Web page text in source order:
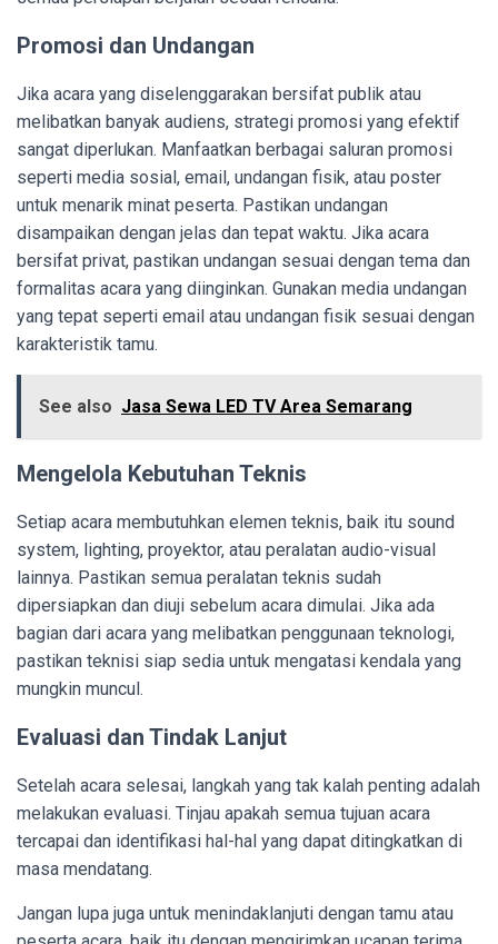
Promosi dan Undangan
Jika acara yang diselenggarakan bersifat publik atau
melibatkan banyak audiens, strategi promosi yang efektif
sangat diperlukan. Manfaatkan berbagai saluran promosi
seperti media sosial, email, undangan fisik, atau poster
untuk menarik minat peserta. Pastikan undangan
disampaikan dengan jelas dan tepat waktu. Jika acara
bersifat privat, pastikan undangan sesuai dengan tema dan
formalitas acara yang diinginkan. Gunakan media undangan
yang tepat seperti email atau undangan fisik sesuai dengan
karakteristik tamu.
See also Jasa Sewa LED TV Area Semarang
Mengelola Kebutuhan Teknis
Setiap acara membutuhkan elemen teknis, baik itu sound
system, lighting, proyektor, atau peralatan audio-visual
lainnya. Pastikan semua peralatan teknis sudah
dipersiapkan dan diuji sebelum acara dimulai. Jika ada
bagian dari acara yang melibatkan penggunaan teknologi,
pastikan teknisi siap sedia untuk mengatasi kendala yang
mungkin muncul.
Evaluasi dan Tindak Lanjut
Setelah acara selesai, langkah yang tak kalah penting adalah
melakukan evaluasi. Tinjau apakah semua tujuan acara
tercapai dan identifikasi hal-hal yang dapat ditingkatkan di
masa mendatang.
Jangan lupa juga untuk menindaklanjuti dengan tamu atau